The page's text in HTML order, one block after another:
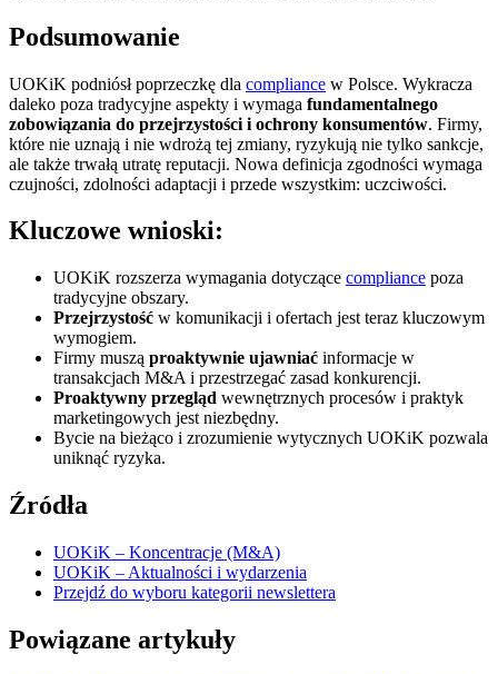
Podsumowanie
UOKiK podniósł poprzeczkę dla compliance w Polsce. Wykracza
daleko poza tradycyjne aspekty i wymaga fundamentalnego
zobowiązania do przejrzystości i ochrony konsumentów. Firmy,
które nie uznają i nie wdrożą tej zmiany, ryzykują nie tylko sankcje,
ale także trwałą utratę reputacji. Nowa definicja zgodności wymaga
czujności, zdolności adaptacji i przede wszystkim: uczciwości.
Kluczowe wnioski:
UOKiK rozszerza wymagania dotyczące compliance poza
tradycyjne obszary.
Przejrzystość w komunikacji i ofertach jest teraz kluczowym
wymogiem.
Firmy muszą proaktywnie ujawniać informacje w
transakcjach M&A i przestrzegać zasad konkurencji.
Proaktywny przegląd wewnętrznych procesów i praktyk
marketingowych jest niezbędny.
Bycie na bieżąco i zrozumienie wytycznych UOKiK pozwala
uniknąć ryzyka.
Źródła
UOKiK – Koncentracje (M&A)
UOKiK – Aktualności i wydarzenia
Przejdź do wyboru kategorii newslettera
Powiązane artykuły